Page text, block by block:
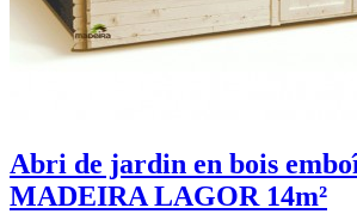
Abri de jardin en bois
MADEIRA LAGOR 14m²